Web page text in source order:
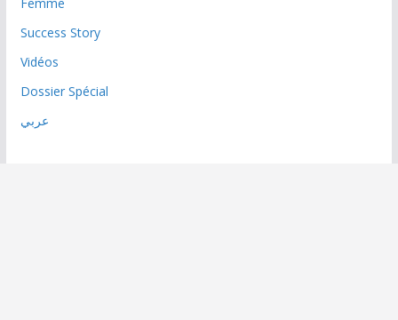
Success Story
Vidéos
Dossier Spécial
عربي